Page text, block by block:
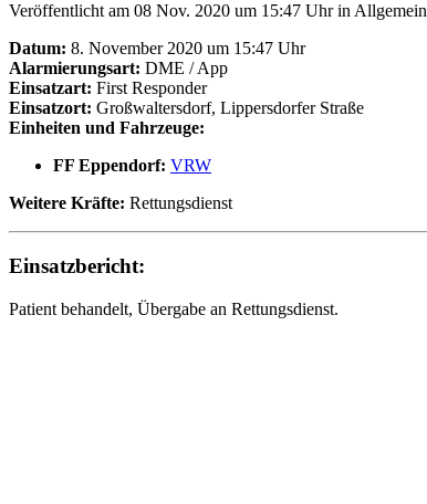
Veröffentlicht am 08 Nov. 2020 um 15:47 Uhrin Allgemein
Datum: 8. November 2020 um 15:47 Uhr
Alarmierungsart: DME / App
Einsatzart: First Responder
Einsatzort: Großwaltersdorf, Lippersdorfer Straße
Einheiten und Fahrzeuge:
FF Eppendorf: VRW
Weitere Kräfte: Rettungsdienst
Einsatzbericht:
Patient behandelt, Übergabe an Rettungsdienst.